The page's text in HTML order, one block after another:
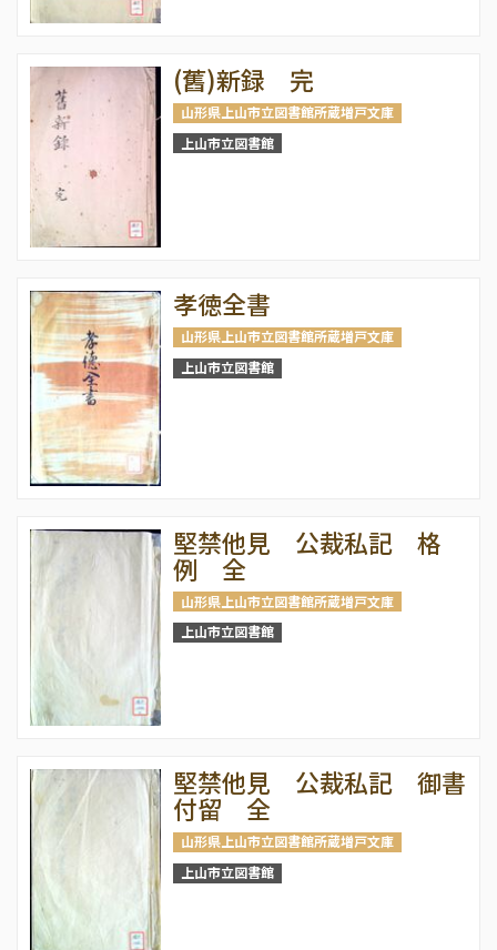
(舊)新録 完
山形県上山市立図書館所蔵増戸文庫
上山市立図書館
孝徳全書
山形県上山市立図書館所蔵増戸文庫
上山市立図書館
堅禁他見 公裁私記 格
例 全
山形県上山市立図書館所蔵増戸文庫
上山市立図書館
堅禁他見 公裁私記 御書
付留 全
山形県上山市立図書館所蔵増戸文庫
上山市立図書館